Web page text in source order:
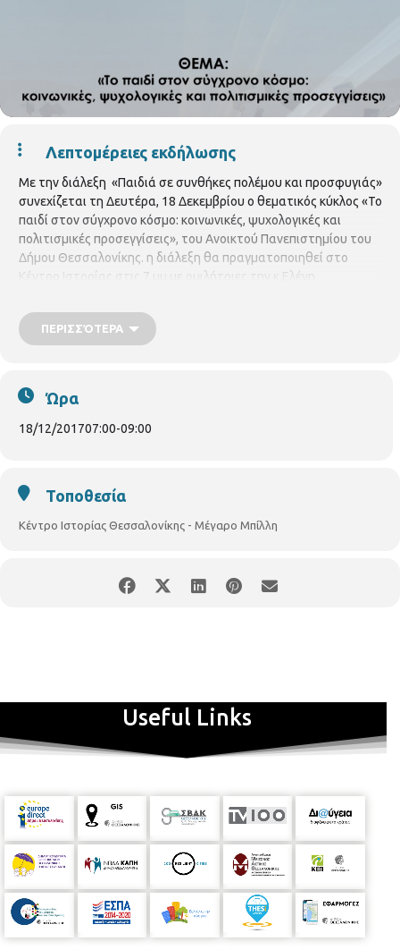
Λεπτομέρειες εκδήλωσης
Με την διάλεξη «Παιδιά σε συνθήκες πολέμου και προσφυγιάς»
συνεχίζεται τη Δευτέρα, 18 Δεκεμβρίου ο θεματικός κύκλος «Το
παιδί στον σύγχρονο κόσμο: κοινωνικές, ψυχολογικές και
πολιτισμικές προσεγγίσεις», του Ανοικτού Πανεπιστημίου του
Δήμου Θεσσαλονίκης. η διάλεξη θα πραγματοποιηθεί στο
Κέντρο Ιστορίας στις 7 μμ με ομιλήτριες την κ.Ελένη
Παιδαγωγικής της Φιλοσοφικής Σχολής ΑΠΘ και την κ.
Σωτηρία Ευθυμίου, Ψυχολόγο. Για το αναλυτικό πρόγραμμα
ΠΕΡΙΣΣΌΤΕΡΑ
Ώρα
18/12/201707:00-09:00
Τοποθεσία
Κέντρο Ιστορίας Θεσσαλονίκης - Μέγαρο Μπίλλη
Useful Links